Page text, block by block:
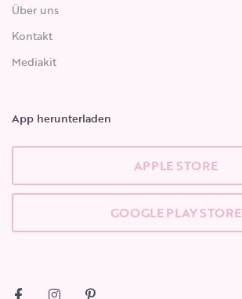
Über uns
Kontakt
Mediakit
App herunterladen
APPLE STORE
GOOGLE PLAY STORE